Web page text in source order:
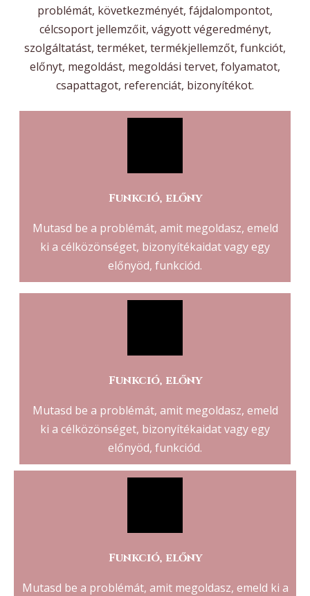
problémát, következményét, fájdalompontot,
célcsoport jellemzőit, vágyott végeredményt,
szolgáltatást, terméket, termékjellemzőt, funkciót,
előnyt, megoldást, megoldási tervet, folyamatot,
csapattagot, referenciát, bizonyítékot.
Funkció, előny
Mutasd be a problémát, amit megoldasz, emeld
ki a célközönséget, bizonyítékaidat vagy egy
előnyöd, funkciód.
Funkció, előny
Mutasd be a problémát, amit megoldasz, emeld
ki a célközönséget, bizonyítékaidat vagy egy
előnyöd, funkciód.
Funkció, előny
Mutasd be a problémát, amit megoldasz, emeld ki a